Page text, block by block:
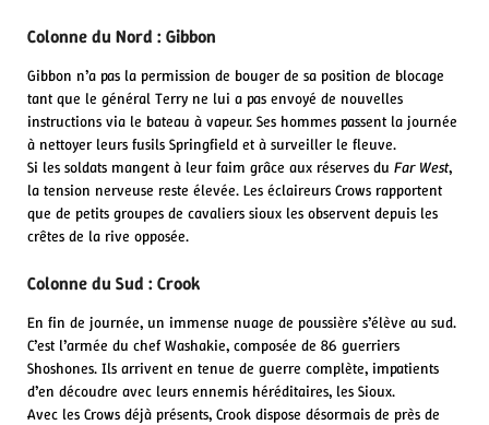
Colonne du Nord : Gibbon
Gibbon n’a pas la permission de bouger de sa position de blocage
tant que le général Terry ne lui a pas envoyé de nouvelles
instructions via le bateau à vapeur. Ses hommes passent la journée
à nettoyer leurs fusils Springfield et à surveiller le fleuve.
Si les soldats mangent à leur faim grâce aux réserves du Far West,
la tension nerveuse reste élevée. Les éclaireurs Crows rapportent
que de petits groupes de cavaliers sioux les observent depuis les
crêtes de la rive opposée.
Colonne du Sud : Crook
En fin de journée, un immense nuage de poussière s’élève au sud.
C’est l’armée du chef Washakie, composée de 86 guerriers
Shoshones. Ils arrivent en tenue de guerre complète, impatients
d’en découdre avec leurs ennemis héréditaires, les Sioux.
Avec les Crows déjà présents, Crook dispose désormais de près de